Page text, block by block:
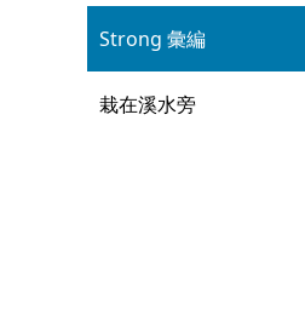
Strong 彙編
栽在溪水旁